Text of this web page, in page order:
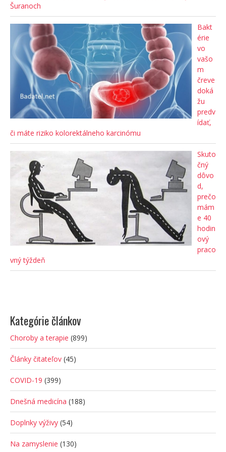
Šuranoch
Bakt
érie
vo
vašo
m
čreve
doká
žu
predv
ídať,
či máte riziko kolorektálneho karcinómu
Skuto
čný
dôvo
d,
prečo
mám
e 40
hodin
ový
praco
vný týždeň
Kategórie článkov
Choroby a terapie (899)
Články čitateľov (45)
COVID-19 (399)
Dnešná medicína (188)
Doplnky výživy (54)
Na zamyslenie (130)